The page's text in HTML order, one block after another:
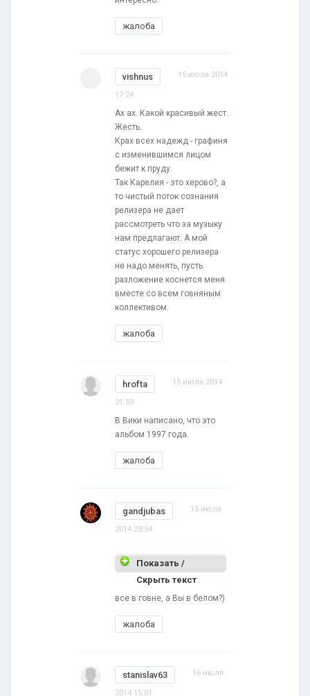
жалоба
vishnus 15 июля 2014
17:24
Ах ах. Какой красивый жест.
Жесть.
Крах всех надежд - графиня
с изменившимся лицом
бежит к пруду.
Так Карелия - это херово?, а
то чистый поток сознания
релизера не дает
рассмотреть что за музыку
нам предлагают. А мой
статус хорошего релизера
не надо менять, пусть
разложение коснется меня
вместе со всем говняным
коллективом.
жалоба
hrofta 15 июля 2014
21:59
В Вики написано, что это
альбом 1997 года.
жалоба
gandjubas 15 июля
2014 23:54
Показать /
Скрыть текст
все в говне, а Вы в белом?)
жалоба
stanislav63 16 июля
2014 15:01